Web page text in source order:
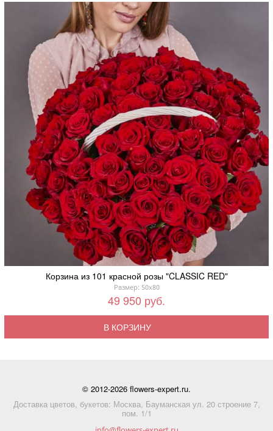
Корзина из 101 красной розы "CLASSIC RED"
Размер: 50x80
49 950 руб.
В КОРЗИНУ
© 2012-2026 flowers-expert.ru.
Доставка цветов, букетов: Москва, Бауманская ул. 20 строение 7,
пом. 1/1